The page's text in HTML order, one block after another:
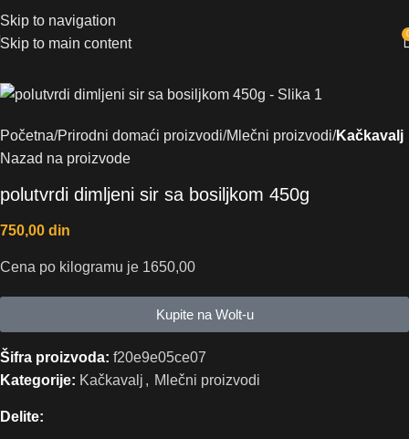
Skip to navigation
Skip to main content
Početna Prirodni domaći proizvodi Mlečni proizvodi Kačkavalj
Nazad na proizvode
polutvrdi dimljeni sir sa bosiljkom 450g
750,00 din
Cena po kilogramu je 1650,00
Kupite na Wolt-u
Šifra proizvoda: f20e9e05ce07
Kategorije: Kačkavalj , Mlečni proizvodi
Delite: